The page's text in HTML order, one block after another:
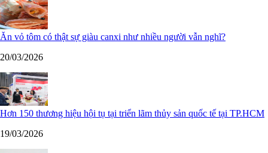
Ăn vỏ tôm có thật sự giàu canxi như nhiều người vẫn nghĩ?
20/03/2026
Hơn 150 thương hiệu hội tụ tại triển lãm thủy sản quốc tế tại TP.HCM
19/03/2026